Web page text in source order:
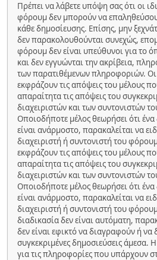
Πρέπει να λάβετε υπόψη σας ότι οι
φόρουμ δεν μπορούν να
κάθε δημοσίευσης. Επίσης, μην
δεν παρακολουθούνται συνεχώς,
φόρουμ δεν είναι υπεύθυνοι για το
και δεν εγγυώνται την ακρίβεια,
των παρατιθέμενων πληροφοριών. Οι
εκφράζουν τις απόψεις του μέλους
απαραίτητα τις απόψεις του
διαχειριστών και των συντονιστών
Οποιοδήποτε μέλος θεωρήσει ότι
είναι ανάρμοστο, παρακαλείται να
διαχειριστή ή συντονιστή του
εκφράζουν τις απόψεις του μέλους
απαραίτητα τις απόψεις του
διαχειριστών και των συντονιστών
Οποιοδήποτε μέλος θεωρήσει ότι
είναι ανάρμοστο, παρακαλείται να
διαχειριστή ή συντονιστή του
διαδικασία δεν είναι αυτόματη,
δεν είναι εφικτό να διαγραφούν ή
συγκεκριμένες δημοσιεύσεις άμεσα. Η
για τις πληροφορίες που υπάρχουν